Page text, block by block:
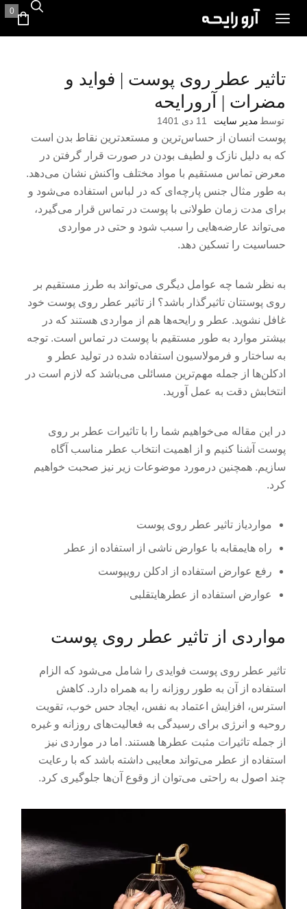
0
تاثیر عطر روی پوست | فواید و
مضرات | آرورایحه
توسط مدیر سایت 11 دی 1401
پوست انسان از حساس‌ترین و مستعدترین نقاط بدن است
که به دلیل نازک و لطیف بودن در صورت قرار گرفتن در
معرض تماس مستقیم با مواد مختلف واکنش نشان می‌دهد.
به طور مثال جنس پارچه‌ای که در لباس استفاده می‌شود و
برای مدت زمان طولانی با پوست در تماس قرار می‌گیرد،
می‌تواند عارضه‌هایی را سبب شود و حتی در مواردی
حساسیت را تسکین دهد.
به نظر شما چه عوامل دیگری می‌تواند به طرز مستقیم بر
روی پوستتان تاثیرگذار باشد؟ از تاثیر عطر روی پوست خود
غافل نشوید. عطر و رایحه‌ها هم از مواردی هستند که در
بیشتر موارد به طور مستقیم با پوست در تماس است. توجه
به ساختار و فرمولاسیون استفاده شده در تولید عطر و
ادکلن‌ها از جمله مهم‌ترین مسائلی می‌باشد که لازم است در
انتخابش دقت به عمل آورید.
در این مقاله می‌خواهیم شما را با تاثیرات عطر بر روی
پوست آشنا کنیم و از اهمیت انتخاب عطر مناسب آگاه
سازیم. همچنین درمورد موضوعات زیر نیز صحبت خواهیم
کرد.
مواردیاز تاثیر عطر روی پوست
راه هایمقابه با عوارض ناشی از استفاده از عطر
رفع عوارض استفاده از ادکلن رویپوست
عوارض استفاده از عطرهایتقلبی
مواردی از تاثیر عطر روی پوست
تاثیر عطر روی پوست فوایدی را شامل می‌شود که الزام
استفاده از آن به طور روزانه را به همراه دارد. کاهش
استرس، افزایش اعتماد به نفس، ایجاد حس خوب، تقویت
روحیه و انرژی برای رسیدگی به فعالیت‌های روزانه و غیره
از جمله تاثیرات مثبت عطرها هستند. اما در مواردی نیز
استفاده از عطر می‌تواند معایبی داشته باشد که با رعایت
چند اصول به راحتی می‌توان از وقوع آن‌ها جلوگیری کرد.